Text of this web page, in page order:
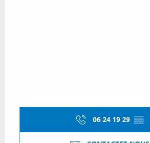
06 24 19 29 ▒▒